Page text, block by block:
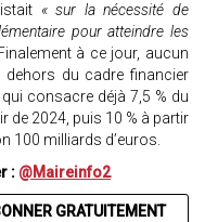
« sur la nécessité de
pour atteindre les
à ce jour, aucun
dehors du cadre financier
consacre déjà 7,5 % du
de 2024, puis 10 % à partir
100 milliards d’euros.
: @Maireinfo2
GRATUITEMENT